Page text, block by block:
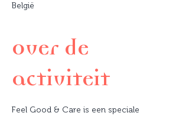
België
Over de
activiteit
Feel Good & Care is een speciale